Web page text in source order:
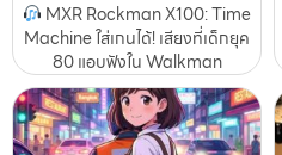
MXR Rockman X100: Time
Machine ใส่เกนได้! เสียงที่เด็กยุค
80 แอบฟังใน Walkman